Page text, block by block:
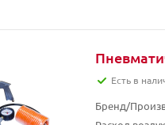
Есть в
Бренд/